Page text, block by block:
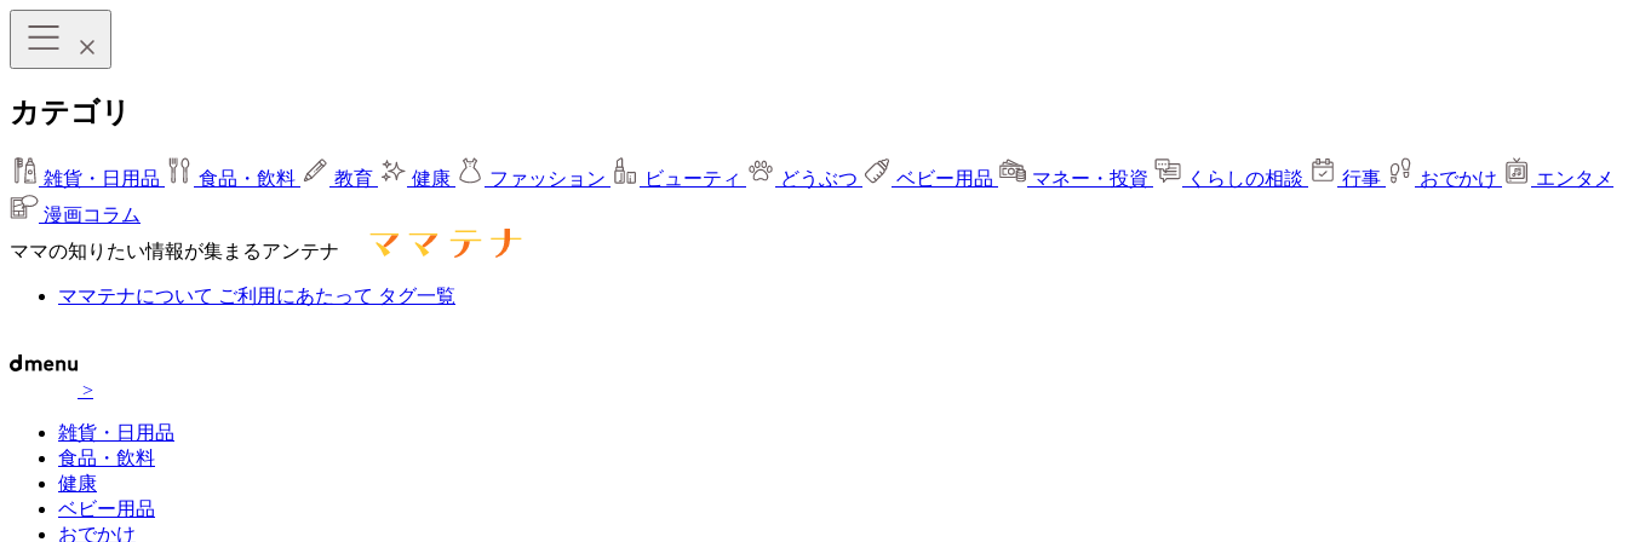
カテゴリ
雑貨・日用品 食品・飲料 教育 健康 ファッション ビューティ どうぶつ ベビー用品 マネー・投資 くらしの相談 行事 おでかけ
エンタメ
漫画コラム
ママの知りたい情報が集まるアンテナ
ママテナについて ご利用にあたって タグ一覧
>
雑貨・日用品
食品・飲料
健康
ベビー用品
おでかけ